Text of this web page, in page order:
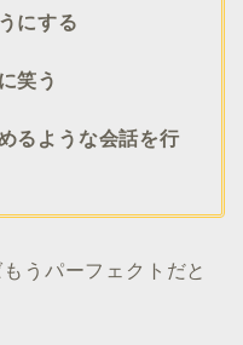
にする
笑う
るような会話を行
うパーフェクトだと